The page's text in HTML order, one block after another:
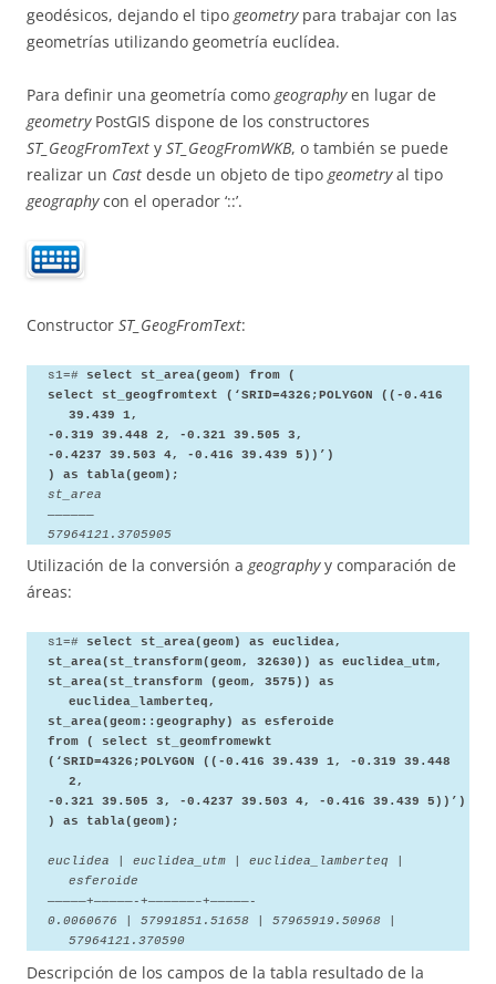
geodésicos, dejando el tipo geometrypara trabajar con las
geometrías utilizando geometría euclídea.
Para definir una geometría como geographyen lugar de
geometryPostGIS dispone de los constructores
ST_GeogFromText y ST_GeogFromWKB, o también se puede
realizar un Cast desde un objeto de tipo geometryal tipo
geographycon el operador ‘::’.
Constructor ST_GeogFromText:
s1=#select st_area(geom) from (
select st_geogfromtext (‘SRID=4326;POLYGON ((-0.416
39.439 1,
-0.319 39.448 2, -0.321 39.505 3,
-0.4237 39.503 4, -0.416 39.439 5))’)
) as tabla(geom);
st_area
——————
57964121.3705905
Utilización de la conversión a geographyy comparación de
áreas:
s1=#select st_area(geom) as euclidea,
st_area(st_transform(geom, 32630)) as euclidea_utm,
st_area(st_transform (geom, 3575)) as
euclidea_lamberteq,
st_area(geom::geography) as esferoide
from ( select st_geomfromewkt
(‘SRID=4326;POLYGON ((-0.416 39.439 1, -0.319 39.448
2,
-0.321 39.505 3, -0.4237 39.503 4, -0.416 39.439 5))’)
) as tabla(geom);
euclidea | euclidea_utm | euclidea_lamberteq |
esferoide
—————+—————-+——————–+—————-
0.0060676 | 57991851.51658 | 57965919.50968 |
57964121.370590
Descripción de los campos de la tabla resultado de la